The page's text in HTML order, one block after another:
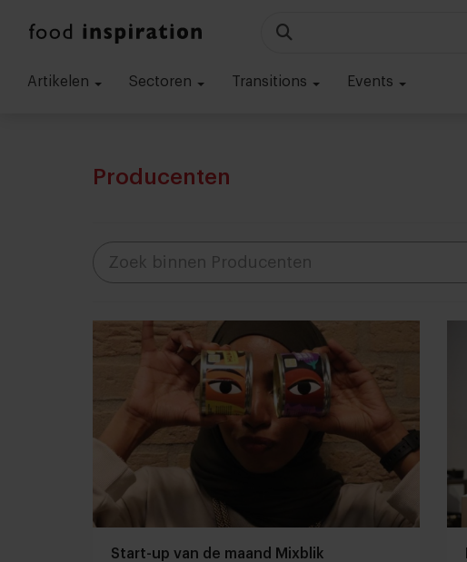
Artikelen Sectoren Transitions Events
Producenten
Start-up van de maand Mixblik